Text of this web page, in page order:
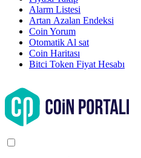
Alarm Listesi
Artan Azalan Endeksi
Coin Yorum
Otomatik Al sat
Coin Haritası
Bitci Token Fiyat Hesabı